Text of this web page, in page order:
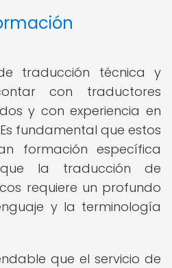
traducción técnica y
con traductores
y con experiencia en
fundamental que estos
formación específica
la traducción de
requiere un profundo
y la terminología
que el servicio de